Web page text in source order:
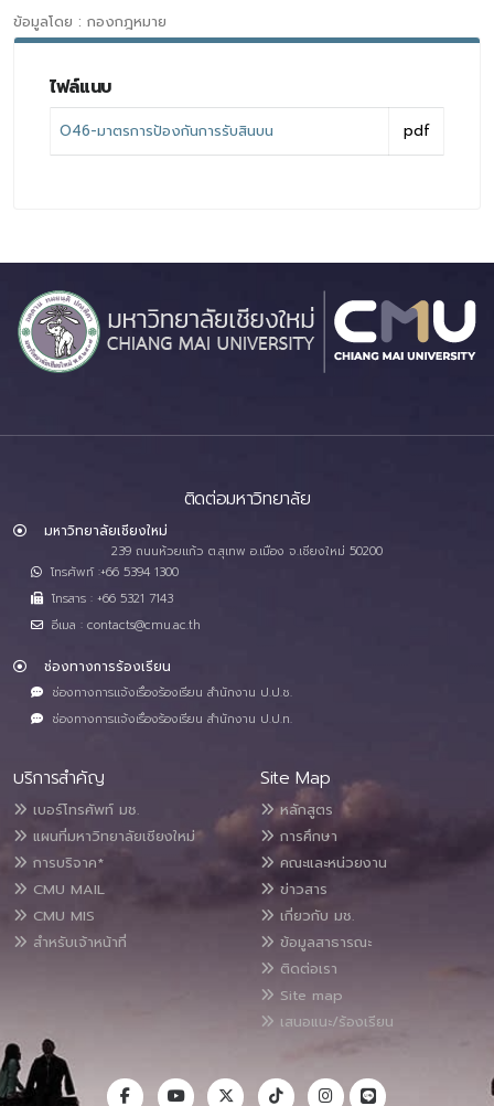
ข้อมูลโดย : กองกฎหมาย
ไฟล์แนบ
O46-มาตรการป้องกันการรับสินบน pdf
ติดต่อมหาวิทยาลัย
มหาวิทยาลัยเชียงใหม่
239 ถนนห้วยแก้ว ต.สุเทพ อ.เมือง จ.เชียงใหม่ 50200
โทรศัพท์ :+66 5394 1300
โทรสาร : +66 5321 7143
อีเมล : contacts@cmu.ac.th
ช่องทางการร้องเรียน
ช่องทางการแจ้งเรื่องร้องเรียน สำนักงาน ป.ป.ช.
ช่องทางการแจ้งเรื่องร้องเรียน สำนักงาน ป.ป.ท.
บริการสำคัญ
เบอร์โทรศัพท์ มช.
แผนที่มหาวิทยาลัยเชียงใหม่
การบริจาค*
CMU MAIL
CMU MIS
สำหรับเจ้าหน้าที่
Site Map
หลักสูตร
การศึกษา
คณะและหน่วยงาน
ข่าวสาร
เกี่ยวกับ มช.
ข้อมูลสาธารณะ
ติดต่อเรา
Site map
เสนอแนะ/ร้องเรียน